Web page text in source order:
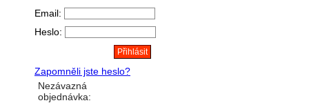
Email:
Heslo:
Zapomněli jste heslo?
Nezávazná
objednávka: